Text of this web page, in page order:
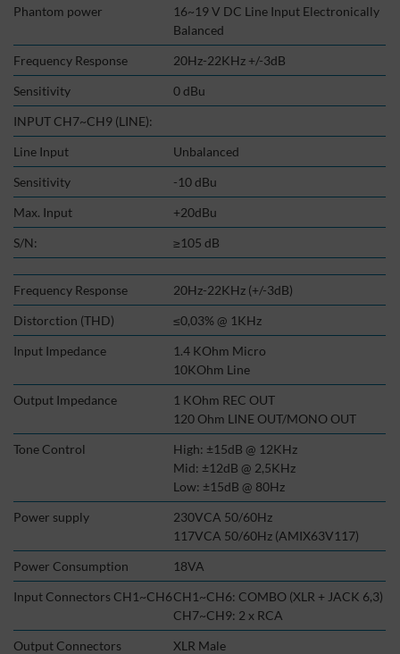
Phantom power
16~19 V DC Line Input Electronically
Balanced
Frequency Response
20Hz-22KHz +/-3dB
Sensitivity
0 dBu
INPUT CH7~CH9 (LINE):
Line Input
Unbalanced
Sensitivity
-10 dBu
Max. Input
+20dBu
S/N:
≥105 dB
Frequency Response
20Hz-22KHz (+/-3dB)
Distorction (THD)
≤0,03% @ 1KHz
Input Impedance
1.4 KOhm Micro
10KOhm Line
Output Impedance
1 KOhm REC OUT
120 Ohm LINE OUT/MONO OUT
Tone Control
High: ±15dB @ 12KHz
Mid: ±12dB @ 2,5KHz
Low: ±15dB @ 80Hz
Power supply
230VCA 50/60Hz
117VCA 50/60Hz (AMIX63V117)
Power Consumption
18VA
Input Connectors CH1~CH6CH1~CH6: COMBO (XLR + JACK 6,3)
CH7~CH9: 2 x RCA
Output Connectors
XLR Male